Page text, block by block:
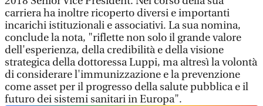
carriera ha inoltre ricoperto diversi e importanti
incarichi istituzionali e associativi. La sua nomina,
conclude la nota, "riflette non solo il grande valore
dell'esperienza, della credibilità e della visione
strategica della dottoressa Luppi, ma altresì la volontà
di considerare l'immunizzazione e la prevenzione
come asset per il progresso della salute pubblica e il
futuro dei sistemi sanitari in Europa".